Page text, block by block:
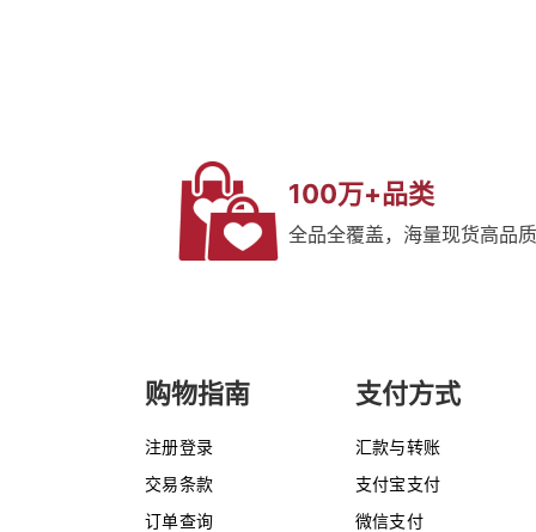
100万+品类
全品全覆盖，海量现货高品
购物指南
注册登录
交易条款
订单查询
支付方式
汇款与转账
支付宝支付
微信支付